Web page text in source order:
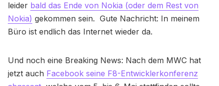
leider bald das Ende von Nokia (oder dem Rest von
Nokia) gekommen sein. Gute Nachricht: In meinem
Büro ist endlich das Internet wieder da.
Und noch eine Breaking News: Nach dem MWC hat
jetzt auch Facebook seine F8-Entwicklerkonferenz